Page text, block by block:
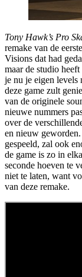
Tony Hawk’s Pro
remake van de
Visions dat had
maar de studio
je nu je eigen levels
deze game zult
van de originele
nieuwe nummers
over de
en nieuw
gespeeld, zal ook
de game is zo in
seconde hoeven te
niet te laten, want
van deze remake.